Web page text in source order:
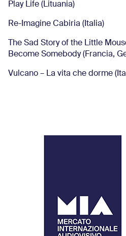
Play Life (Lituania)
Re-Imagine Cabiria (Italia)
The Sad Story of the Little
Become Somebody (Francia,
Vulcano – La vita che dorme